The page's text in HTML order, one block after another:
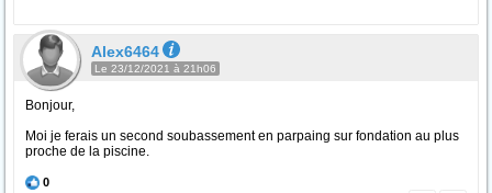
Alex6464
Le 23/12/2021 à 21h06
Bonjour,
Moi je ferais un second soubassement en parpaing sur fondation au plus
proche de la piscine.
0